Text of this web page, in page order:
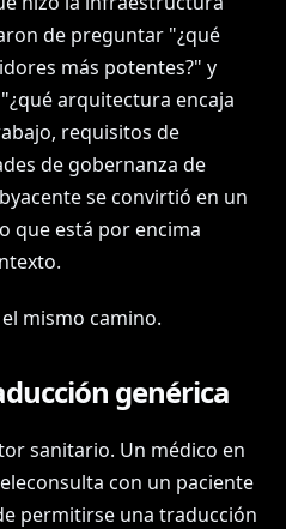
de preguntar "¿qué
más potentes?" y
arquitectura encaja
requisitos de
de gobernanza de
se convirtió en un
que está por encima
mismo camino.
genérica
sanitario. Un médico en
con un paciente
permitirse una traducción